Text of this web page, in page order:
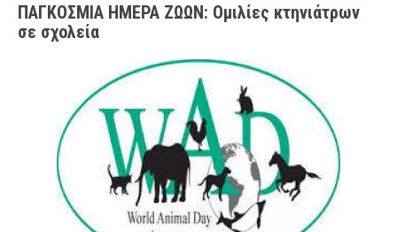
ΠΑΓΚΟΣΜΙΑ ΗΜΕΡΑ ΖΩΩΝ: Ομιλίες κτηνιάτρων
σε σχολεία